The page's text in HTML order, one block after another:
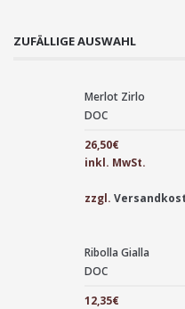
ZUFÄLLIGE AUSWAHL
Merlot Zirlo
DOC
26,50€
inkl. MwSt.
zzgl.
Ribolla Gialla
DOC
12,35€